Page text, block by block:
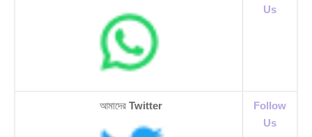
Us
আমাদের Twitter
Follow
Us